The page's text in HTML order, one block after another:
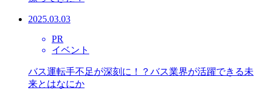
2025.03.03
PR
イベント
バス運転手不足が深刻に！？バス業界が活躍できる未
来とはなにか